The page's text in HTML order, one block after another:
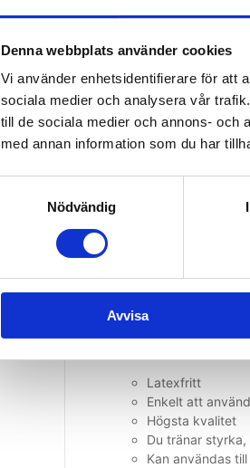
Denna webbplats använder cookies
Vi använder enhetsidentifierare för att
sociala medier och analysera vår
till de sociala medier och annons- och
med annan information som du har
Nödvändig
Avvisa
meter
TheraBands
med elastiska band
marknadsföra alla 7
elastiska bandets
Latexfritt
Enkelt att
Högsta kvalitet
Du tränar
Kan användas